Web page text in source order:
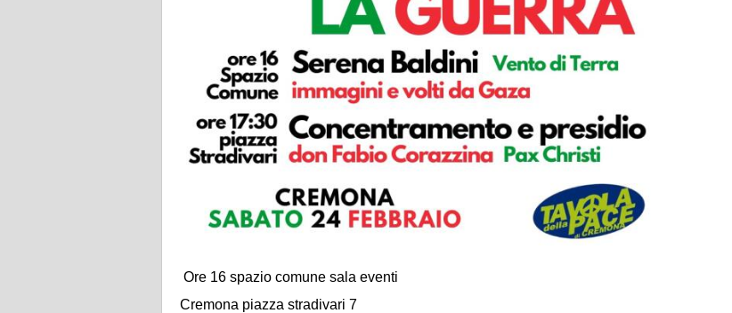
Ore 16 spazio comune sala eventi
Cremona piazza stradivari 7